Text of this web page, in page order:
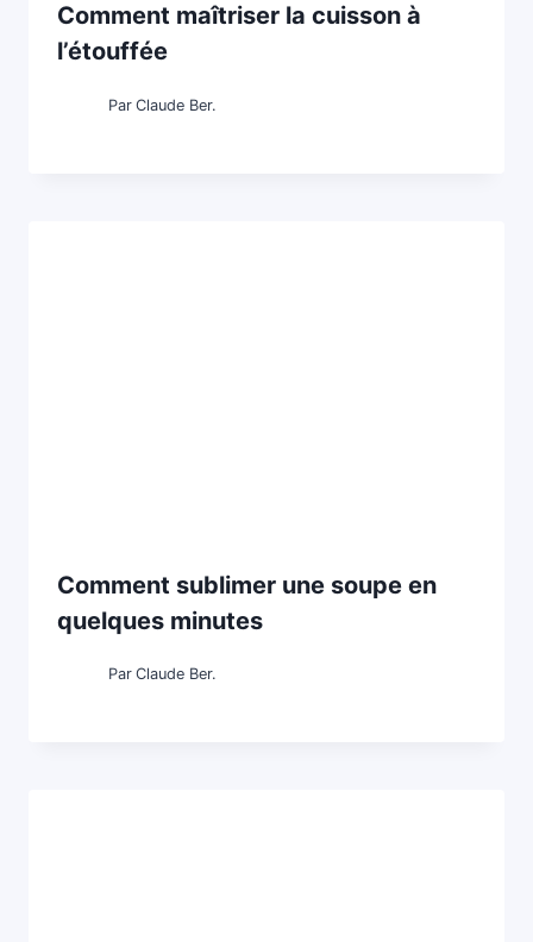
Comment maîtriser la cuisson à
l’étouffée
Par Claude Ber.
Comment sublimer une soupe en
quelques minutes
Par Claude Ber.